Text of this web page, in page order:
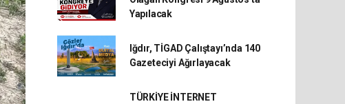
Yapılacak
Iğdır, TİGAD Çalıştayı’nda 140
Gazeteciyi Ağırlayacak
TÜRKİYE İNTERNET